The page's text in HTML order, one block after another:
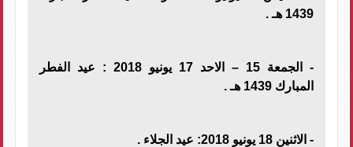
1439 هـ .
- الجمعة 15 – الاحد 17 يونيو 2018 : عيد الفطر
المبارك 1439 هـ .
- الاثنين 18 يونيو 2018: عيد الجلاء .